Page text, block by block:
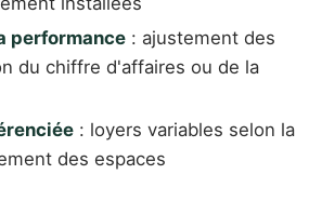
performance : ajustement des
du chiffre d'affaires ou de la
: loyers variables selon la
des espaces